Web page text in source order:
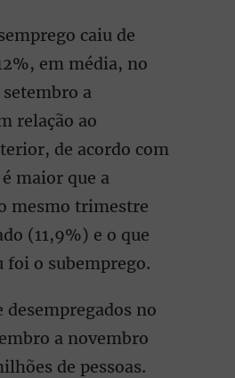
caiu de
em média, no
a
relação ao
de acordo com
maior que a
mesmo trimestre
(11,9%) e o que
foi o subemprego.
desempregados no
a novembro
de pessoas.